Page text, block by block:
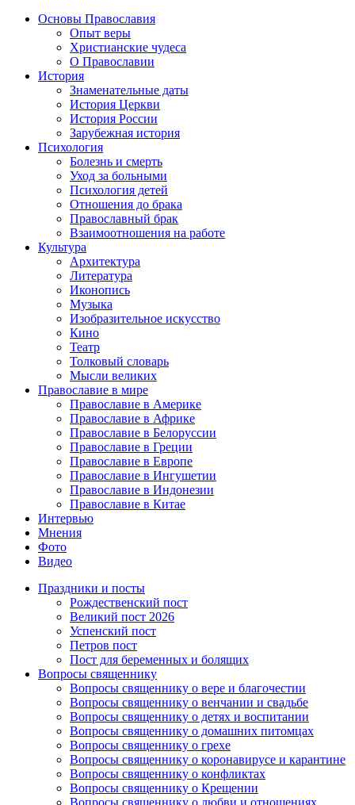
Основы Православия
Опыт веры
Христианские чудеса
О Православии
История
Знаменательные даты
История Церкви
История России
Зарубежная история
Психология
Болезнь и смерть
Уход за больными
Психология детей
Отношения до брака
Православный брак
Взаимоотношения на работе
Культура
Архитектура
Литература
Иконопись
Музыка
Изобразительное искусство
Кино
Театр
Толковый словарь
Мысли великих
Православие в мире
Православие в Америке
Православие в Африке
Православие в Белоруссии
Православие в Греции
Православие в Европе
Православие в Ингушетии
Православие в Индонезии
Православие в Китае
Интервью
Мнения
Фото
Видео
Праздники и посты
Рождественский пост
Великий пост 2026
Успенский пост
Петров пост
Пост для беременных и болящих
Вопросы священнику
Вопросы священнику о вере и благочестии
Вопросы священнику о венчании и свадьбе
Вопросы священнику о детях и воспитании
Вопросы священнику о домашних питомцах
Вопросы священнику о грехе
Вопросы священнику о коронавирусе и карантине
Вопросы священнику о конфликтах
Вопросы священнику о Крещении